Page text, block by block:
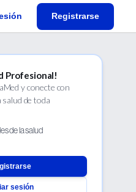
Registrarse
Profesional!
y conecte con
salud de toda
de la salud
sesión